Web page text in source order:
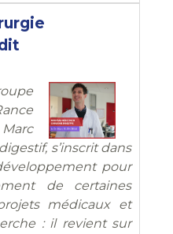
s’inscrit dans
pour
de certaines
médicaux et
: il revient sur